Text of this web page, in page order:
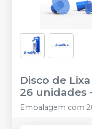
Disco de
26 unidades
Embalagem com